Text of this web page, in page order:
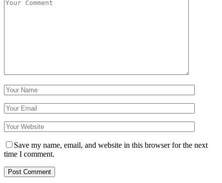
Save my name, email, and website in this browser for the next
time I comment.